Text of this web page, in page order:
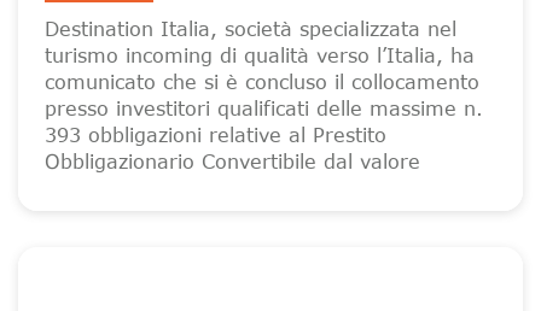
Destination Italia, società specializzata nel
turismo incoming di qualità verso l’Italia, ha
comunicato che si è concluso il collocamento
presso investitori qualificati delle massime n.
393 obbligazioni relative al Prestito
Obbligazionario Convertibile dal valore